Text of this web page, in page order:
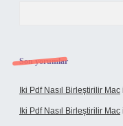
Son yorumlar
Iki Pdf Nasıl Birleştirilir Mac
Iki Pdf Nasıl Birleştirilir Mac